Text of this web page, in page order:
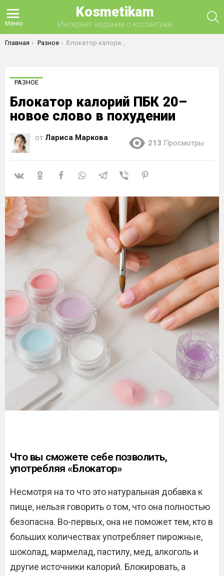
Меню
Kosmetikam
Интернет-издание о косметике
Вы здесь:
Главная Разное Блокатор калорий ПБК 20– новое слово в похудении
РАЗНОЕ
Блокатор калорий ПБК 20–
новое слово в похудении
от Лариса Маркова
213 Просмотры
Что вы сможете себе позволить,
употребляя «Блокатор»
Несмотря на то что это натуральная добавка к
пище, нельзя говорить о том, что она полностью
безопасна. Во-первых, она не поможет тем, кто в
больших количествах употребляет пирожные,
шоколад, мармелад, пастилу, мед, алкоголь и
другие источники калорий. Блокировать, а